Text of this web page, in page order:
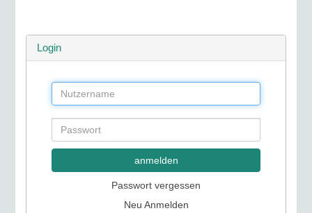
Login
anmelden
Passwort vergessen
Neu Anmelden